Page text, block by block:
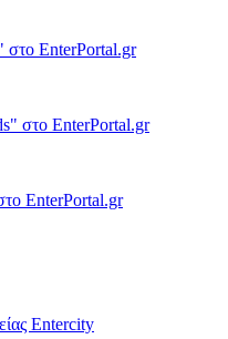
στο EnterPortal.gr
στο EnterPortal.gr
EnterPortal.gr
Entercity